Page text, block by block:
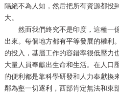
隔絕不為人知，然后把所有資源都投
大。
然而我們終究不是印度，這種一
出來。每個地方都有平等發展的權利
的投入，基層工作的容錯率很低壓力
大量人員奉獻出生命和生活。在人口
的便利都是靠科學研發和人力奉獻換
鄰為壑一切逐利，西部肯定無法和東